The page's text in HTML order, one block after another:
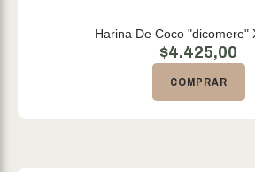
Harina De Coco "dicomere"
$4.425,00
COMPRAR